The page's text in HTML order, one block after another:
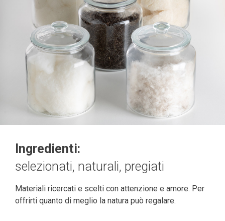
Ingredienti:
selezionati, naturali, pregiati
Materiali ricercati e scelti con attenzione e amore. Per
offrirti quanto di meglio la natura può regalare.